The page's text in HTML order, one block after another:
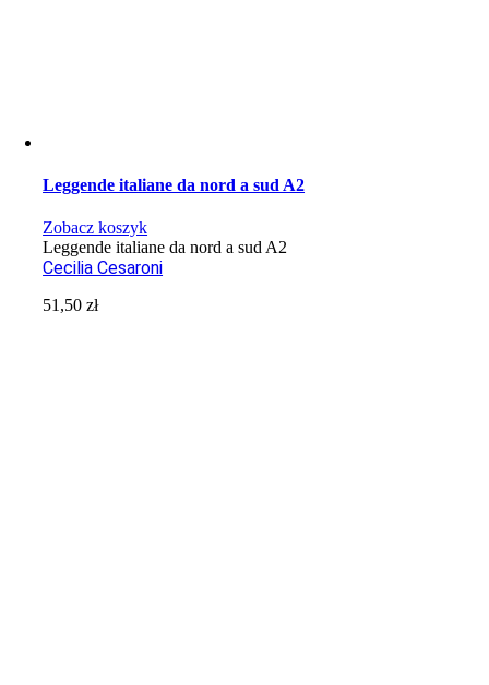
Leggende italiane da nord a sud A2
Zobacz koszyk
Leggende italiane da nord a sud A2
Cecilia Cesaroni
51,50zł